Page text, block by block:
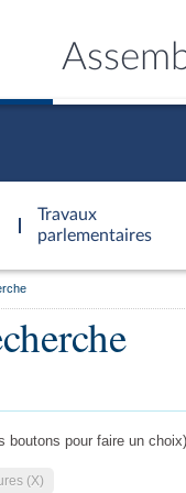
Travaux
parlementaires
boutons pour faire un choix)
(X)